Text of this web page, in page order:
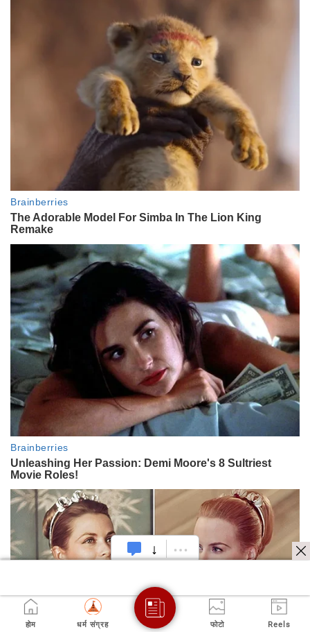
होम धर्म संग्रह फोटो Reels